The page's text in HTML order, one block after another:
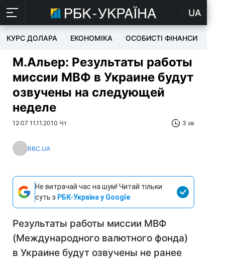
UA
КУРС ДОЛАРА ЕКОНОМІКА ОСОБИСТІ ФІНАНСИ
М.Альер: Результаты работы
миссии МВФ в Украине будут
озвучены на следующей
неделе
12:07 11.11.2010 Чт 3 хв
RBC.UA
Не витрачай час на шум! Читай тільки
суть з РБК-Україна у Google
Результаты работы миссии МВФ
(Международного валютного фонда)
в Украине будут озвучены не ранее